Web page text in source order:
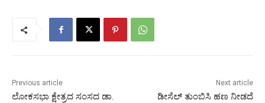
Previous article
ಲೋಕಸಭಾ ಕ್ಷೇತ್ರದ ಸಂಸದ ಡಾ.
Next article
ಡೀಸೆಲ್ ತುಂಬಿಸಿ ಹಣ ನೀಡದೆ